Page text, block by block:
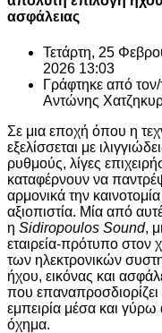
ασφάλειας
Τετάρτη, 25
2026 13:03
Γράφτηκε από τον/
Αντώνης
Σε μια εποχή όπου η
εξελίσσεται με
ρυθμούς, λίγες
καταφέρνουν να
αρμονικά την
αξιοπιστία. Μία από
η Sidiropoulos Sound,
εταιρεία-πρότυπο στον
των ηλεκτρονικών
ήχου, εικόνας και
που επαναπροσδιορίζει
εμπειρία μέσα και
όχημα.